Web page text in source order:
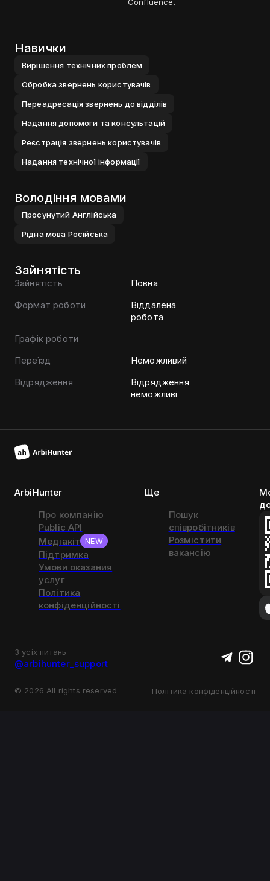
Навички
Вирiшення технiчних проблем
Обробка звернень користувачiв
Переадресацiя звернень до вiддiлiв
Надання допомоги та консультацiй
Реєстрацiя звернень користувачiв
Надання технiчної iнформацiї
Володіння мовами
Просунутий Англiйська
Рiдна мова Росiйська
Зайнятість
Зайнятість
Повна
Формат роботи
Віддалена
робота
Графік роботи
Переїзд
Неможливий
Відрядження
Відрядження
неможливі
ArbiHunter
Про компанію
Public API
Медіакіт NEW
Підтримка
Умови оказания
услуг
Політика
конфіденційності
Ще
Пошук
співробітників
Розмістити
вакансію
З усіх питань
@arbihunter_support
© 2026 All rights reserved Політика конфіденційності